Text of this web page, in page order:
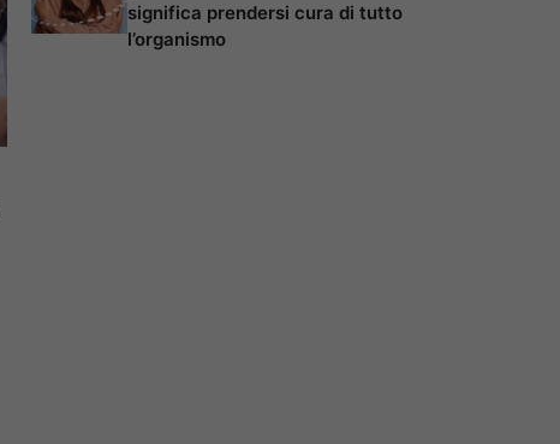
significa prendersi cura di tutto
l’organismo